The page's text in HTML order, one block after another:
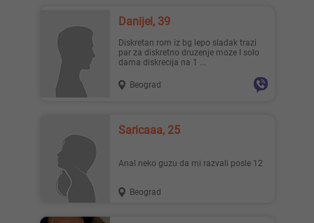
Danijel, 39
Diskretan rom iz bg lepo sladak trazi
par za diskretno druzenje moze I solo
dama diskrecija na 1 ...
Beograd
Saricaaa, 25
Anal neko guzu da mi razvali posle 12
Beograd